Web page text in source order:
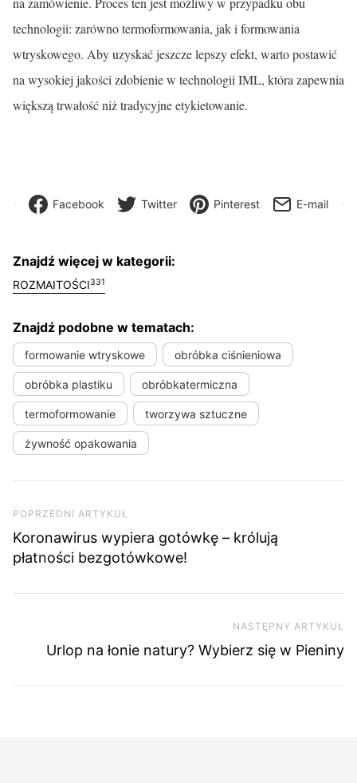
technologii: zarówno termoformowania, jak i formowania
wtryskowego. Aby uzyskać jeszcze lepszy efekt, warto postawić
na wysokiej jakości zdobienie w technologii IML, która zapewnia
większą trwałość niż tradycyjne etykietowanie.
Facebook Twitter Pinterest E-mail
Znajdź więcej w kategorii:
ROZMAITOŚCI331
Znajdź podobne w tematach:
formowanie wtryskowe obróbka ciśnieniowa
obróbka plastiku obróbkatermiczna
termoformowanie tworzywa sztuczne
żywność opakowania
Poprzedni artykuł
POPRZEDNI ARTYKUŁ
Koronawirus wypiera gotówkę – królują
płatności bezgotówkowe!
NASTĘPNY ARTYKUŁ
Urlop na łonie natury? Wybierz się w Pieniny